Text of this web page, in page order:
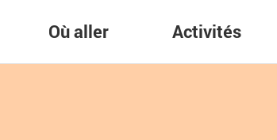
Où aller Activités